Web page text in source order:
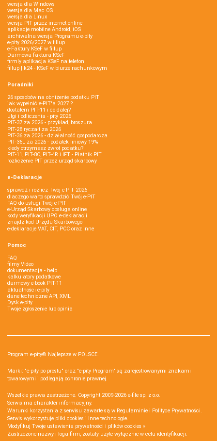
wersja dla Windows
wersja dla Mac OS
wersja dla Linux
wersja PIT przez internet online
aplikacje mobilne Android, iOS
archiwalna wersja Programu e-pity
e-pity 2026/2027 w fillup
e‑Faktury KSeF w fillup
Darmowa faktura KSeF
firmly aplikacja KSeF na telefon
fillup | k24 - KSeF w biurze rachunkowym
Poradniki
26 sposobów na obniżenie podatku PIT
jak wypełnić e-PIT'a 2027 ?
dostałem PIT-11 i co dalej?
ulgi i odliczenia - pity 2026
PIT-37 za 2026 - przykład, broszura
PIT-28 ryczałt za 2026
PIT-36 za 2026 - działalność gospodarcza
PIT-36L za 2026 - podatek liniowy 19%
kiedy otrzymasz zwrot podatku?
PIT-11, PIT-8C, PIT-4R i IFT - Płatnik PIT
rozliczenie PIT przez urząd skarbowy
e-Deklaracje
sprawdź i rozlicz Twój e PIT 2026
dlaczego warto sprawdzić Twój e-PIT
FAQ do usługi Twój e-PIT
e-Urząd Skarbowy obsługa online
kody weryfikacji UPO e-deklaracji
znajdź kod Urzędu Skarbowego
e-deklaracje VAT, CIT, PCC oraz inne
Pomoc
FAQ
filmy Video
dokumentacja - help
kalkulatory podatkowe
darmowy e-book PIT-11
aktualności e-pity
dane techniczne API, XML
Dysk e-pity
Twoje zgłoszenie lub opinia
Program e-pity® Najlepsze w POLSCE.
Marki: "e-pity po prostu" oraz "e-pity Program" są zarejestrowanymi znakami
towarowymi i podlegają ochronie prawnej.
Wszelkie prawa zastrzeżone. Copyright 2009-2026 e-file sp. z o.o.
Serwis ma charakter informacyjny.
Warunki korzystania z serwisu zawarte są w Regulaminie i Polityce Prywatności.
Serwis wykorzystuje pliki cookies i inne technologie.
Modyfikuj Twoje ustawienia prywatności i plików cookies »
Zastrzeżone nazwy i loga firm, zostały użyte wyłącznie w celu identyfikacji.